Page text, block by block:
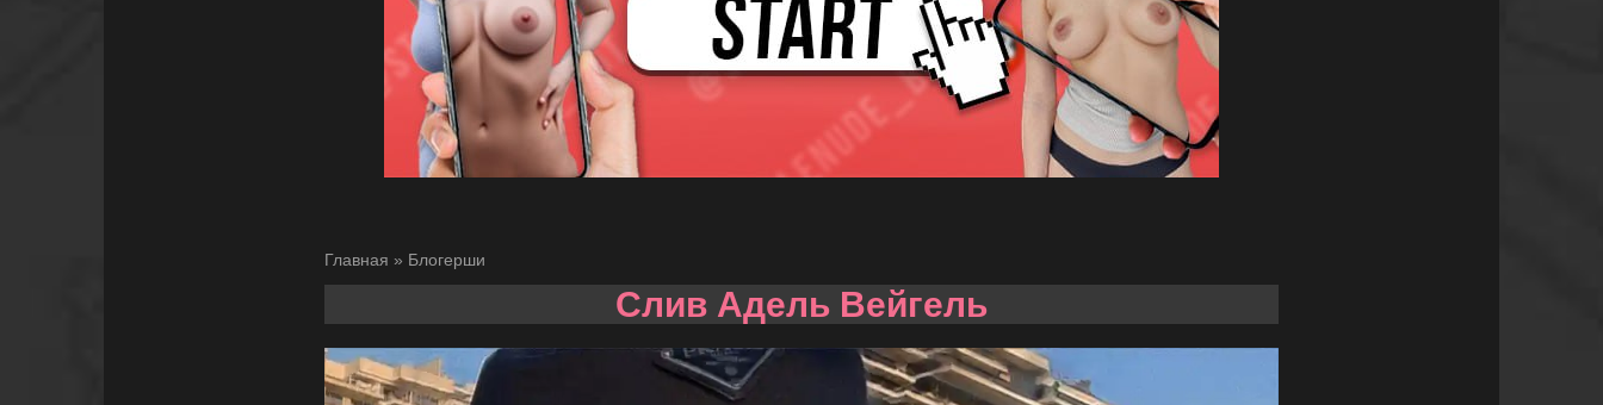
Главная » Блогерши
Слив Адель Вейгель